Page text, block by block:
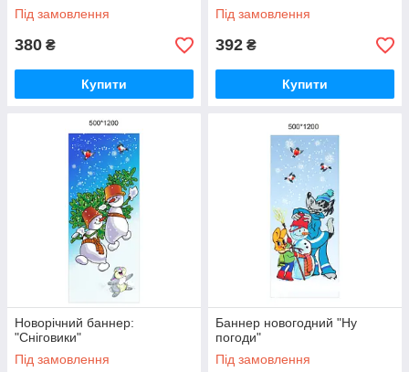
Під замовлення
380 ₴
Купити
Під замовлення
392 ₴
Купити
Новорічний баннер:
"Сніговики"
Під замовлення
Баннер новогодний "Ну
погоди"
Під замовлення